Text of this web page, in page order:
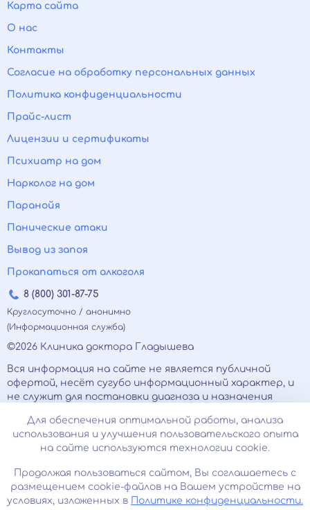
Карта сайта
О нас
Контакты
Согласие на обработку персональных данных
Политика конфиденциальности
Прайс-лист
Лицензии и сертификаты
Психиатр на дом
Нарколог на дом
Паранойя
Панические атаки
Вывод из запоя
Прокапаться от алкоголя
8 (800) 301-87-75
Круглосуточно / анонимно
(Информационная служба)
©2026 Клиника доктора Гладышева
Вся информация на сайте не является публичной
офертой, несёт сугубо информационный характер, и
не служит для постановки диагноза и назначения
Есть противопоказания, необходимо
проконсультироваться с врачом. Консультационные
услуги, оказываемые по телефону, мессенджерам и в
соцсетях носят исключительно информационный
характер и не являются медицинскими услугами.
Оставаясь на сайте вы соглашаетесь на
использование cookies. 18+
Для обеспечения оптимальной работы, анализа
использования и улучшения пользовательского опыта
на сайте используются технологии cookie.
Продолжая пользоваться сайтом, Вы соглашаетесь с
размещением cookie-файлов на Вашем устройстве на
условиях, изложенных в
Политике конфиденциальности.